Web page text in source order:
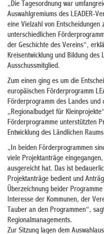
„Die Tagesordnung war
Auswahlgremiums des LEADER-
eine Vielzahl von Entscheidungen
unterschiedlichen
der Geschichte des Vereins“,
Kreisentwicklung und Bildung des
Ausschussmitglied.
Zum einen ging es um die
europäischen Förderprogramm
Förderprogramm des Landes und
„Regionalbudget für
Förderprogramme unterstützten
Entwicklung des Ländlichen
„In beiden Förderprogrammen
viele Projektanträge
ausgereicht hat. Das ist
Projektanträge bedient und
Überzeichnung beider
Interesse der Kommunen, der
Tauber an den Programmen“,
Regionalmanagements.
Zur Sitzung lagen dem